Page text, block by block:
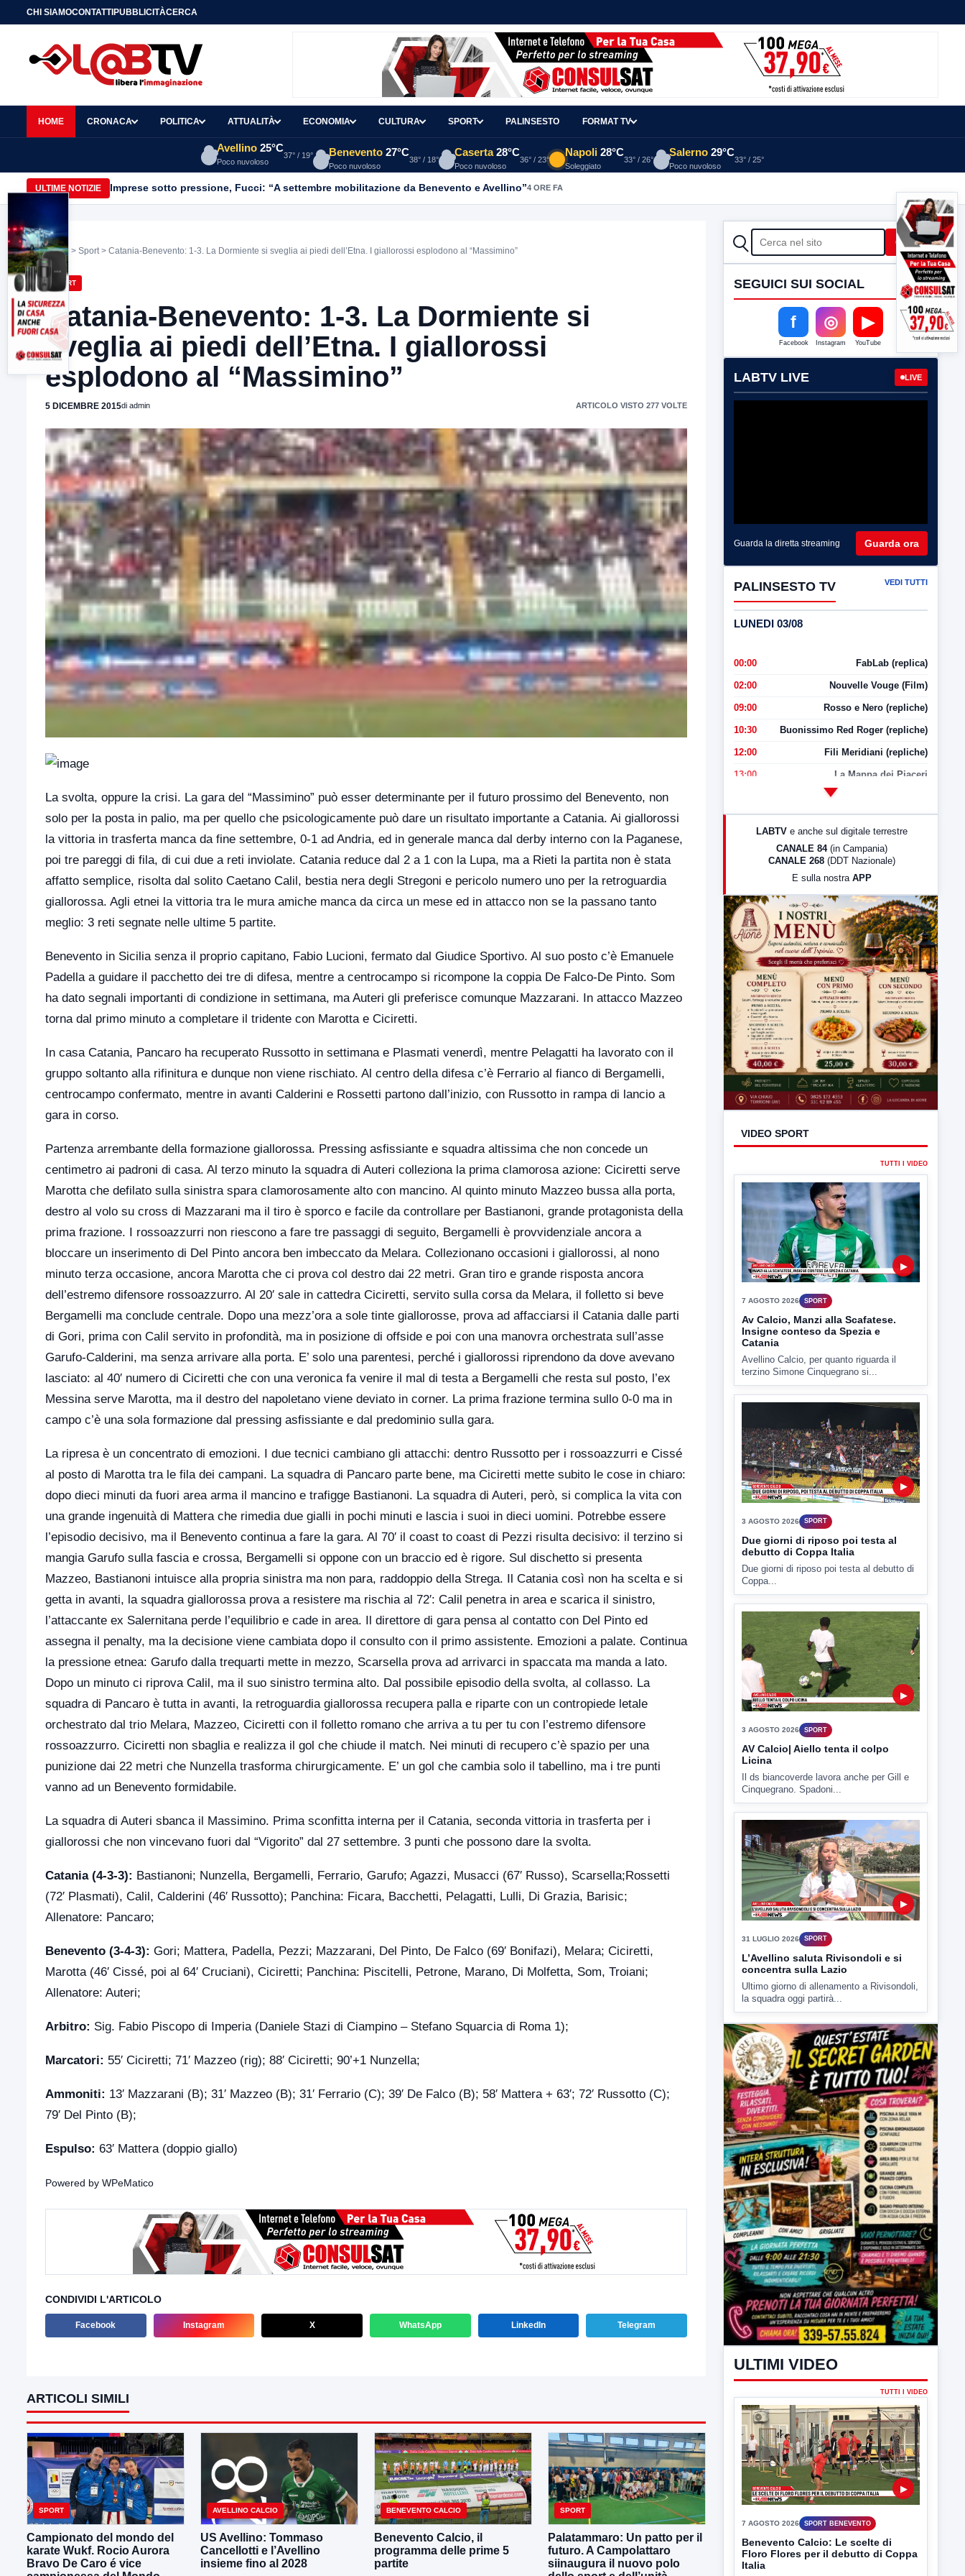
CHI SIAMOCONTATTIPUBBLICITÀCERCA
HOME CRONACA POLITICA ATTUALITÀ ECONOMIA CULTURA SPORT PALINSESTO FORMAT TV
Avellino 25°C
Poco nuvoloso
37° / 19° Benevento 27°C
Poco nuvoloso
38° / 18°
Caserta 28°C
Poco nuvoloso
36° / 23°
Napoli 28°C
Soleggiato
33° / 26°
Salerno 29°C
Poco nuvoloso
33° / 25°
ULTIME NOTIZIE Imprese sotto pressione, Fucci: “A settembre mobilitazione da Benevento e Avellino”4 ORE FA
Home > Sport> Catania-Benevento: 1-3. La Dormiente si sveglia ai piedi dell’Etna. I giallorossi esplodono al “Massimino”
SPORT
Catania-Benevento: 1-3. La Dormiente si
sveglia ai piedi dell’Etna. I giallorossi
esplodono al “Massimino”
5 DICEMBRE 2015di admin ARTICOLO VISTO 277 VOLTE
La svolta, oppure la crisi. La gara del “Massimino” può esser determinante per il futuro prossimo del Benevento, non
solo per la posta in palio, ma per quello che psicologicamente può dare un risultato importante a Catania. Ai giallorossi
la vittoria in trasferta manca da fine settembre, 0-1 ad Andria, ed in generale manca dal derby interno con la Paganese,
poi tre pareggi di fila, di cui due a reti inviolate. Catania reduce dal 2 a 1 con la Lupa, ma a Rieti la partita non è stata
affatto semplice, risolta dal solito Caetano Calil, bestia nera degli Stregoni e pericolo numero uno per la retroguardia
giallorossa. Agli etnei la vittoria tra le mura amiche manca da circa un mese ed in attacco non se la passano tanto
meglio: 3 reti segnate nelle ultime 5 partite.
Benevento in Sicilia senza il proprio capitano, Fabio Lucioni, fermato dal Giudice Sportivo. Al suo posto c’è Emanuele
Padella a guidare il pacchetto dei tre di difesa, mentre a centrocampo si ricompone la coppia De Falco-De Pinto. Som
ha dato segnali importanti di condizione in settimana, ma Auteri gli preferisce comunque Mazzarani. In attacco Mazzeo
torna dal primo minuto a completare il tridente con Marotta e Ciciretti.
In casa Catania, Pancaro ha recuperato Russotto in settimana e Plasmati venerdì, mentre Pelagatti ha lavorato con il
gruppo soltanto alla rifinitura e dunque non viene rischiato. Al centro della difesa c’è Ferrario al fianco di Bergamelli,
centrocampo confermato, mentre in avanti Calderini e Rossetti partono dall’inizio, con Russotto in rampa di lancio a
gara in corso.
Partenza arrembante della formazione giallorossa. Pressing asfissiante e squadra altissima che non concede un
centimetro ai padroni di casa. Al terzo minuto la squadra di Auteri colleziona la prima clamorosa azione: Ciciretti serve
Marotta che defilato sulla sinistra spara clamorosamente alto con mancino. Al quinto minuto Mazzeo bussa alla porta,
destro al volo su cross di Mazzarani ma il tiro è sporco e facile da controllare per Bastianoni, grande protagonista della
prima frazione. I rossoazzurri non riescono a fare tre passaggi di seguito, Bergamelli è provvidenziale ancora a
bloccare un inserimento di Del Pinto ancora ben imbeccato da Melara. Collezionano occasioni i giallorossi, al nono
minuto terza occasione, ancora Marotta che ci prova col destro dai 22 metri. Gran tiro e grande risposta ancora
dell’estremo difensore rossoazzurro. Al 20′ sale in cattedra Ciciretti, servito sulla corsa da Melara, il folletto si beve
Bergamelli ma conclude centrale. Dopo una mezz’ora a sole tinte giallorosse, prova ad affacciarsi il Catania dalle parti
di Gori, prima con Calil servito in profondità, ma in posizione di offside e poi con una manovra orchestrata sull’asse
Garufo-Calderini, ma senza arrivare alla porta. E’ solo una parentesi, perché i giallorossi riprendono da dove avevano
lasciato: al 40′ numero di Ciciretti che con una veronica fa venire il mal di testa a Bergamelli che resta sul posto, l’ex
Messina serve Marotta, ma il destro del napoletano viene deviato in corner. La prima frazione termina sullo 0-0 ma in
campo c’è una sola formazione dal pressing asfissiante e dal predominio sulla gara.
La ripresa è un concentrato di emozioni. I due tecnici cambiano gli attacchi: dentro Russotto per i rossoazzurri e Cissé
al posto di Marotta tra le fila dei campani. La squadra di Pancaro parte bene, ma Ciciretti mette subito le cose in chiaro:
dopo dieci minuti da fuori area arma il mancino e trafigge Bastianoni. La squadra di Auteri, però, si complica la vita con
una grande ingenuità di Mattera che rimedia due gialli in pochi minuti e lascia i suoi in dieci uomini. Potrebbe essere
l’episodio decisivo, ma il Benevento continua a fare la gara. Al 70′ il coast to coast di Pezzi risulta decisivo: il terzino si
mangia Garufo sulla fascia e crossa, Bergamelli si oppone con un braccio ed è rigore. Sul dischetto si presenta
Mazzeo, Bastianoni intuisce alla propria sinistra ma non para, raddoppio della Strega. Il Catania così non ha scelta e si
getta in avanti, la squadra giallorossa prova a resistere ma rischia al 72′: Calil penetra in area e scarica il sinistro,
l’attaccante ex Salernitana perde l’equilibrio e cade in area. Il direttore di gara pensa al contatto con Del Pinto ed
assegna il penalty, ma la decisione viene cambiata dopo il consulto con il primo assistente. Emozioni a palate. Continua
la pressione etnea: Garufo dalla trequarti mette in mezzo, Scarsella prova ad arrivarci in spaccata ma manda a lato.
Dopo un minuto ci riprova Calil, ma il suo sinistro termina alto. Dal possibile episodio della svolta, al collasso. La
squadra di Pancaro è tutta in avanti, la retroguardia giallorossa recupera palla e riparte con un contropiede letale
orchestrato dal trio Melara, Mazzeo, Ciciretti con il folletto romano che arriva a tu per tu con l’estremo difensore
rossoazzurro. Ciciretti non sbaglia e realizza il gol che chiude il match. Nei minuti di recupero c’è spazio per una
punizione dai 22 metri che Nunzella trasforma chirurgicamente. E’ un gol che cambia solo il tabellino, ma i tre punti
vanno ad un Benevento formidabile.
La squadra di Auteri sbanca il Massimino. Prima sconfitta interna per il Catania, seconda vittoria in trasferta per i
giallorossi che non vincevano fuori dal “Vigorito” dal 27 settembre. 3 punti che possono dare la svolta.
Catania (4-3-3): Bastianoni; Nunzella, Bergamelli, Ferrario, Garufo; Agazzi, Musacci (67′ Russo), Scarsella;Rossetti
(72′ Plasmati), Calil, Calderini (46′ Russotto); Panchina: Ficara, Bacchetti, Pelagatti, Lulli, Di Grazia, Barisic;
Allenatore: Pancaro;
Benevento (3-4-3): Gori; Mattera, Padella, Pezzi; Mazzarani, Del Pinto, De Falco (69′ Bonifazi), Melara; Ciciretti,
Marotta (46′ Cissé, poi al 64′ Cruciani), Ciciretti; Panchina: Piscitelli, Petrone, Marano, Di Molfetta, Som, Troiani;
Allenatore: Auteri;
Arbitro: Sig. Fabio Piscopo di Imperia (Daniele Stazi di Ciampino – Stefano Squarcia di Roma 1);
Marcatori: 55′ Ciciretti; 71′ Mazzeo (rig); 88′ Ciciretti; 90’+1 Nunzella;
Ammoniti: 13′ Mazzarani (B); 31′ Mazzeo (B); 31′ Ferrario (C); 39′ De Falco (B); 58′ Mattera + 63′; 72′ Russotto (C);
79′ Del Pinto (B);
Espulso: 63′ Mattera (doppio giallo)
Powered by WPeMatico
CONDIVIDI L'ARTICOLO
Facebook Instagram X WhatsApp LinkedIn Telegram
ARTICOLI SIMILI
SPORT
Campionato del mondo del
karate Wukf. Rocio Aurora
Bravo De Caro é vice
AVELLINO CALCIO
US Avellino: Tommaso
Cancellotti e l’Avellino
insieme fino al 2028
BENEVENTO CALCIO
Benevento Calcio, il
programma delle prime 5
partite
SPORT
Palatammaro: Un patto per il
futuro. A Campolattaro
siinaugura il nuovo polo
CERCA Cerca
SEGUICI SUI SOCIAL
f
Facebook
◎
Instagram
▶
YouTube
LABTV LIVE LIVE
Guarda la diretta streaming Guarda ora
PALINSESTO TV VEDI TUTTI
LUNEDI 03/08
00:00 FabLab (replica)
02:00 Nouvelle Vouge (Film)
09:00 Rosso e Nero (repliche)
10:30 Buonissimo Red Roger (repliche)
12:00 Fili Meridiani (repliche)
13:00 La Mappa dei Piaceri
LabNews (Diretta)
23:00 LabNews (replica)
LABTV e anche sul digitale terrestre
CANALE 84 (in Campania)
CANALE 268 (DDT Nazionale)
E sulla nostra APP
VIDEO SPORT
TUTTI I VIDEO
▶
7 AGOSTO 2026 SPORT
Av Calcio, Manzi alla Scafatese.
Insigne conteso da Spezia e
Catania
Avellino Calcio, per quanto riguarda il
terzino Simone Cinquegrano si...
▶
3 AGOSTO 2026 SPORT
Due giorni di riposo poi testa al
debutto di Coppa Italia
Due giorni di riposo poi testa al debutto di
Coppa...
▶
3 AGOSTO 2026 SPORT
AV Calcio| Aiello tenta il colpo
Licina
Il ds biancoverde lavora anche per Gill e
Cinquegrano. Spadoni...
▶
31 LUGLIO 2026 SPORT
L’Avellino saluta Rivisondoli e si
concentra sulla Lazio
Ultimo giorno di allenamento a Rivisondoli,
la squadra oggi partirà...
ULTIMI VIDEO
TUTTI I VIDEO
▶
7 AGOSTO 2026 SPORT BENEVENTO
Benevento Calcio: Le scelte di
Floro Flores per il debutto di Coppa
Italia